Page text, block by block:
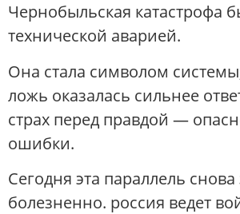
Чернобыльская катастрофа
технической аварией.
Она стала символом
ложь оказалась сильнее
страх перед правдой —
ошибки.
Сегодня эта параллель снова
болезненно. россия ведет